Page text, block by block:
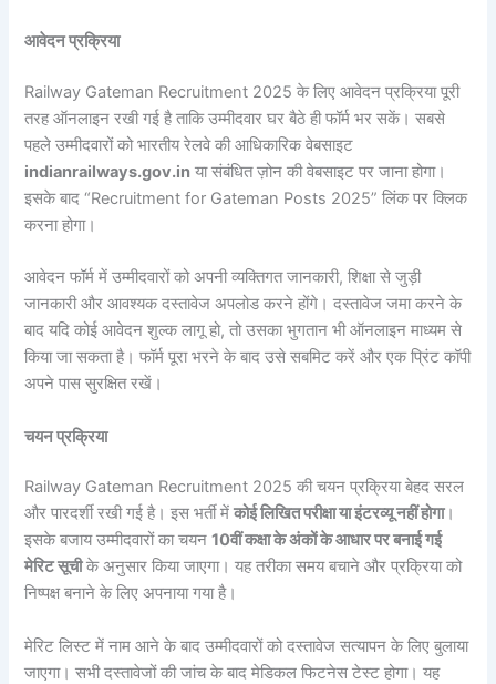
आवेदन प्रक्रिया
Railway Gateman Recruitment 2025 के लिए आवेदन प्रक्रिया पूरी
तरह ऑनलाइन रखी गई है ताकि उम्मीदवार घर बैठे ही फॉर्म भर सकें। सबसे
पहले उम्मीदवारों को भारतीय रेलवे की आधिकारिक वेबसाइट
indianrailways.gov.in या संबंधित ज़ोन की वेबसाइट पर जाना होगा।
इसके बाद “Recruitment for Gateman Posts 2025” लिंक पर क्लिक
करना होगा।
आवेदन फॉर्म में उम्मीदवारों को अपनी व्यक्तिगत जानकारी, शिक्षा से जुड़ी
जानकारी और आवश्यक दस्तावेज अपलोड करने होंगे। दस्तावेज जमा करने के
बाद यदि कोई आवेदन शुल्क लागू हो, तो उसका भुगतान भी ऑनलाइन माध्यम से
किया जा सकता है। फॉर्म पूरा भरने के बाद उसे सबमिट करें और एक प्रिंट कॉपी
अपने पास सुरक्षित रखें।
चयन प्रक्रिया
Railway Gateman Recruitment 2025 की चयन प्रक्रिया बेहद सरल
और पारदर्शी रखी गई है। इस भर्ती मेंकोई लिखित परीक्षा या इंटरव्यू नहीं होगा।
इसके बजाय उम्मीदवारों का चयन10वीं कक्षा के अंकों के आधार पर बनाई गई
मेरिट सूचीके अनुसार किया जाएगा। यह तरीका समय बचाने और प्रक्रिया को
निष्पक्ष बनाने के लिए अपनाया गया है।
मेरिट लिस्ट में नाम आने के बाद उम्मीदवारों को दस्तावेज सत्यापन के लिए बुलाया
जाएगा। सभी दस्तावेजों की जांच के बाद मेडिकल फिटनेस टेस्ट होगा। यह